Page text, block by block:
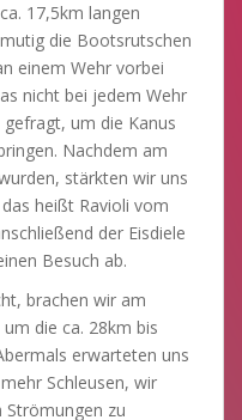
17,5km langen
die Bootsrutschen
einem Wehr vorbei
nicht bei jedem Wehr
um die Kanus
Nachdem am
stärkten wir uns
heißt Ravioli vom
der Eisdiele
Besuch ab.
brachen wir am
die ca. 28km bis
erwarteten uns
Schleusen, wir
Strömungen zu